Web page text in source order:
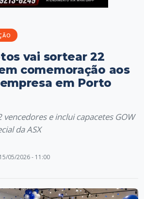
vai sortear 22
comemoração aos
em Porto
e inclui capacetes GOW
da ASX
15/05/2026 - 11:00